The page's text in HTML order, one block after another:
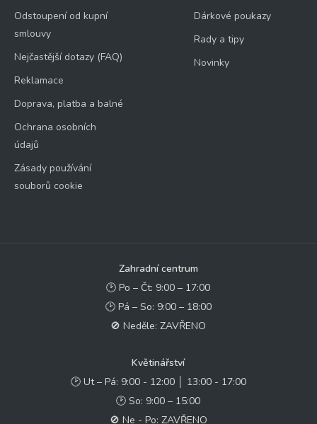
Odstoupení od kupní
smlouvy
Nejčastější dotazy (FAQ)
Reklamace
Doprava, platba a balné
Ochrana osobních
údajů
Zásady používání
souborů cookie
Dárkové poukazy
Rady a tipy
Novinky
Zahradní centrum
🕑 Po – Čt: 9:00 – 17:00
🕑 Pá – So: 9:00 – 18:00
🚫 Neděle: ZAVŘENO
Květinářství
🕑 Ut – Pá: 9:00 - 12:00 │ 13:00 - 17:00
🕑 So: 9:00 – 15:00
🚫 Ne - Po: ZAVŘENO